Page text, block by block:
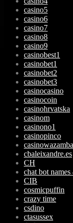
casino5
casino6
casino7
casino8
casino9
casinobest1
casinobet1
casinobet2
casinobet3
casinocasino
casinocoin
casinohrvatska
casinom
casinono1
casinopinco
casinowazamba
cbaleixandre.es
CH
chat bot names
CIB
cosmicpuffin
crazy time
csdino
ctasussex